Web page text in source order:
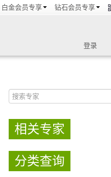
白金会员专享 钻石会员专享
登录
相关专家
分类查询